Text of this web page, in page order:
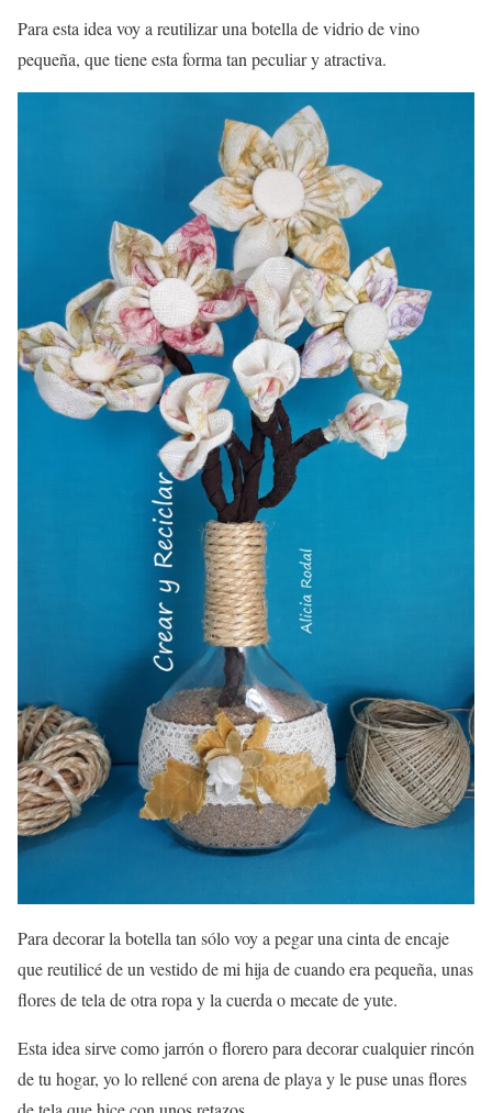
Para esta idea voy a reutilizar una botella de vidrio de vino
pequeña, que tiene esta forma tan peculiar y atractiva.
Para decorar la botella tan sólo voy a pegar una cinta de encaje
que reutilicé de un vestido de mi hija de cuando era pequeña, unas
flores de tela de otra ropa y la cuerda o mecate de yute.
Esta idea sirve como jarrón o florero para decorar cualquier rincón
de tu hogar, yo lo rellené con arena de playa y le puse unas flores